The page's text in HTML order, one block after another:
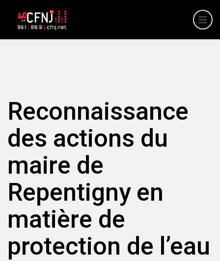
Reconnaissance
des actions du
maire de
Repentigny en
matière de
protection de l’eau